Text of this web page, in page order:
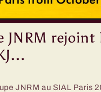
JNRM rejoint
JNRM au SIAL Paris